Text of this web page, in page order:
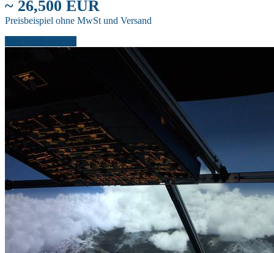
~ 26,500 EUR
Preisbeispiel ohne MwSt und Versand